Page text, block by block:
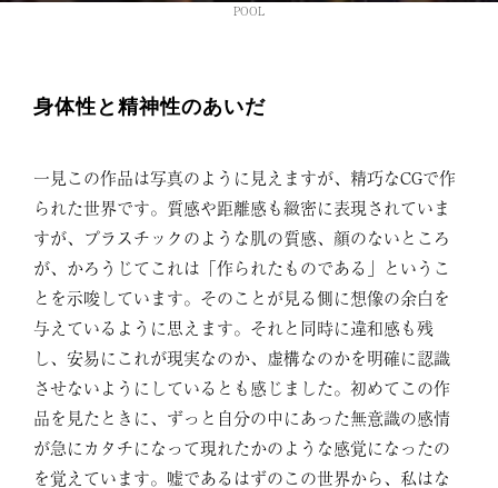
POOL
身体性と精神性のあいだ
一見この作品は写真のように見えますが、精巧なCGで作
られた世界です。質感や距離感も緻密に表現されていま
すが、プラスチックのような肌の質感、顔のないところ
が、かろうじてこれは「作られたものである」というこ
とを示唆しています。そのことが見る側に想像の余白を
与えているように思えます。それと同時に違和感も残
し、安易にこれが現実なのか、虚構なのかを明確に認識
させないようにしているとも感じました。初めてこの作
品を見たときに、ずっと自分の中にあった無意識の感情
が急にカタチになって現れたかのような感覚になったの
を覚えています。嘘であるはずのこの世界から、私はな